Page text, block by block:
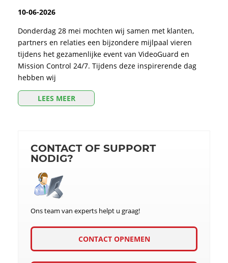
10-06-2026
Donderdag 28 mei mochten wij samen met klanten,
partners en relaties een bijzondere mijlpaal vieren
tijdens het gezamenlijke event van VideoGuard en
Mission Control 24/7. Tijdens deze inspirerende dag
hebben wij
LEES MEER
CONTACT OF SUPPORT
NODIG?
Ons team van experts helpt u graag!
CONTACT OPNEMEN